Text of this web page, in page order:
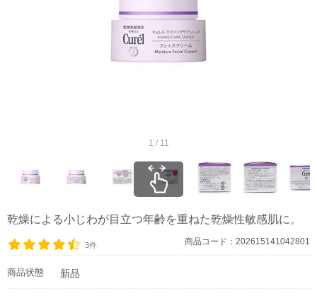
1 / 11
乾燥による小じわが目立つ年齢を重ねた乾燥性敏感肌に。
3件 商品コード：202615141042801
商品状態 新品